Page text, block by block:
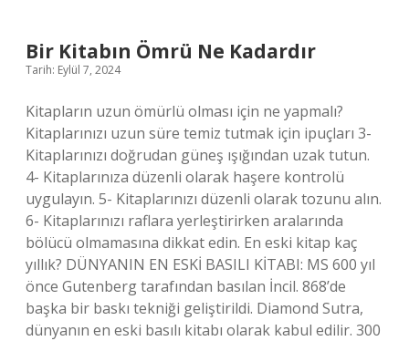
Bir Kitabın Ömrü Ne Kadardır
Tarih: Eylül 7, 2024
Kitapların uzun ömürlü olması için ne yapmalı?
Kitaplarınızı uzun süre temiz tutmak için ipuçları 3-
Kitaplarınızı doğrudan güneş ışığından uzak tutun.
4- Kitaplarınıza düzenli olarak haşere kontrolü
uygulayın. 5- Kitaplarınızı düzenli olarak tozunu alın.
6- Kitaplarınızı raflara yerleştirirken aralarında
bölücü olmamasına dikkat edin. En eski kitap kaç
yıllık? DÜNYANIN EN ESKİ BASILI KİTABI: MS 600 yıl
önce Gutenberg tarafından basılan İncil. 868’de
başka bir baskı tekniği geliştirildi. Diamond Sutra,
dünyanın en eski basılı kitabı olarak kabul edilir. 300